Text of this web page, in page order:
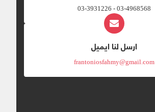
03-4968568 - 03-3931226
ارسل لنا ايميل
frantoniosfahmy@gmail.com